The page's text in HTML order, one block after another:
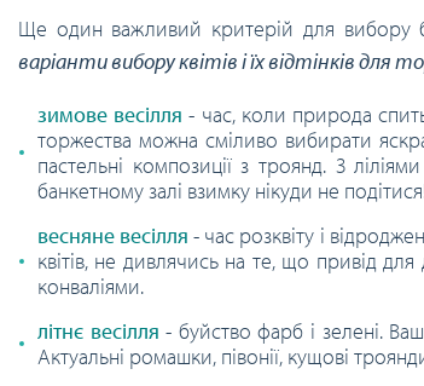
Ще один важливий критерій для вибору
варіанти вибору квітів і їх відтінків для
зимове весілля - час, коли природа
торжества можна сміливо вибирати
пастельні композиції з троянд. З
банкетному залі взимку нікуди не
весняне весілля - час розквіту і
квітів, не дивлячись на те, що привід
конваліями.
літнє весілля - буйство фарб і зелені.
Актуальні ромашки, півонії, кущові